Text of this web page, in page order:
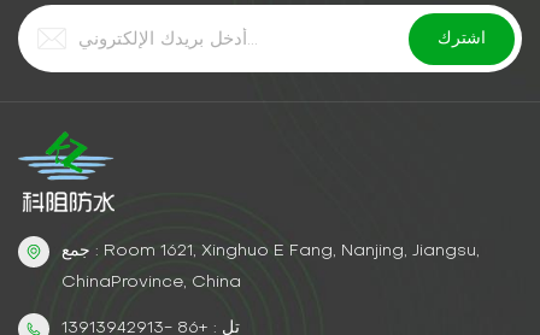
جمع : Room 1621, Xinghuo E Fang, Nanjing, Jiangsu,
ChinaProvince, China
تل : +86 -13913942913